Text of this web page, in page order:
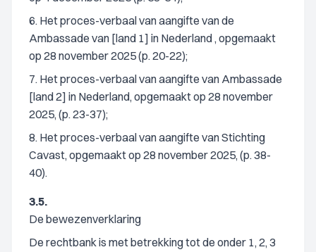
6. Het proces-verbaal van aangifte van de
Ambassade van [land 1] in Nederland , opgemaakt
op 28 november 2025 (p. 20-22);
7. Het proces-verbaal van aangifte van Ambassade
[land 2] in Nederland, opgemaakt op 28 november
2025, (p. 23-37);
8. Het proces-verbaal van aangifte van Stichting
Cavast, opgemaakt op 28 november 2025, (p. 38-
40).
3.5.
De bewezenverklaring
De rechtbank is met betrekking tot de onder 1, 2, 3